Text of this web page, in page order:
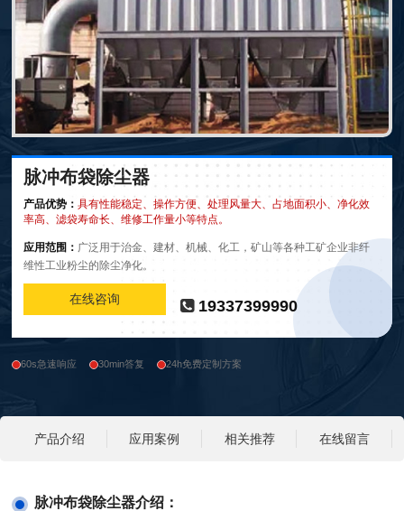
脉冲布袋除尘器
产品优势：具有性能稳定、操作方便、处理风量大、占地面积小、净化效
率高、滤袋寿命长、维修工作量小等特点。
应用范围： 广泛用于治金、建材、机械、化工，矿山等各种工矿企业非纤
维性工业粉尘的除尘净化。
在线咨询 19337399990
60s急速响应 30min答复 24h免费定制方案
产品介绍 应用案例 相关推荐 在线留言
脉冲布袋除尘器介绍：